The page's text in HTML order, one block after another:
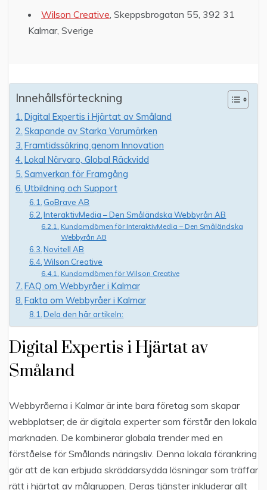
Wilson Creative , Skeppsbrogatan 55, 392 31
Kalmar, Sverige
Innehållsförteckning
Digital Expertis i Hjärtat av Småland
Skapande av Starka Varumärken
Framtidssäkring genom Innovation
Lokal Närvaro, Global Räckvidd
Samverkan för Framgång
Utbildning och Support
GoBrave AB
InteraktivMedia – Den Småländska Webbyrån AB
Kundomdömen för InteraktivMedia – Den Småländska
Webbyrån AB
Novitell AB
Wilson Creative
Kundomdömen för Wilson Creative
FAQ om Webbyråer i Kalmar
Fakta om Webbyråer i Kalmar
Dela den här artikeln:
Digital Expertis i Hjärtat av
Småland
Webbyråerna i Kalmar är inte bara företag som skapar
webbplatser; de är digitala experter som förstår den lokala
marknaden. De kombinerar globala trender med en
förståelse för Smålands näringsliv. Denna lokala förankring
gör att de kan erbjuda skräddarsydda lösningar som träffar
rätt i hjärtat av målgruppen. Deras tjänster inkluderar allt